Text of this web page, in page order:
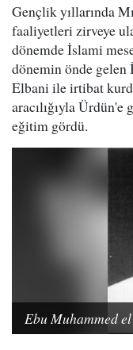
Gençlik yıllarında
faaliyetleri zirveye
dönemde İslami
dönemin önde
Elbani ile irtibat
aracılığıyla
eğitim gördü.
Ebu Muhammed